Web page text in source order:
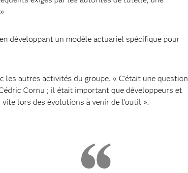
développant un modèle actuariel spécifique pour
autres activités du groupe. « C’était une question
Cornu ; il était important que développeurs et
lors des évolutions à venir de l’outil ».